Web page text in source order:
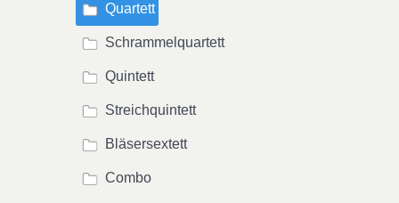
Quartett
Schrammelquartett
Quintett
Streichquintett
Bläsersextett
Combo